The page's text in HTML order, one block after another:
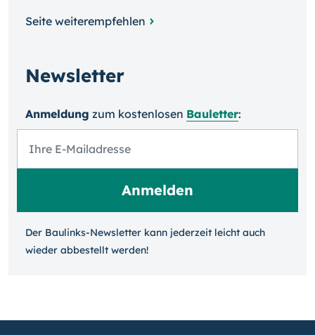
Seite weiterempfehlen
Newsletter
Anmeldung zum kosten­losen Bauletter:
Der Baulinks-Newsletter kann jeder­zeit leicht auch
wieder ab­bestellt werden!